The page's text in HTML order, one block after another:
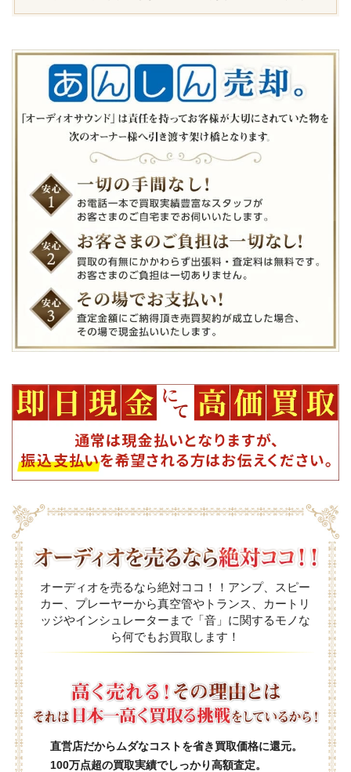
オーディオを売るなら絶対ココ！！アンプ、スピー
カー、プレーヤーから真空管やトランス、カートリ
ッジやインシュレーターまで「音」に関するモノな
ら何でもお買取します！
直営店だからムダなコストを省き買取価格に還元。
100万点超の買取実績でしっかり高額査定。